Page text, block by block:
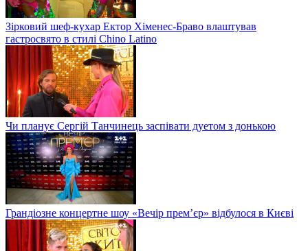
Зірковий шеф-кухар Ектор Хіменес-Браво влаштував
гастросвято в стилі Chino Latino
Чи планує Сергій Танчинець заспівати дуетом з донькою
Грандіозне концертне шоу «Вечір прем’єр» відбулося в Києві